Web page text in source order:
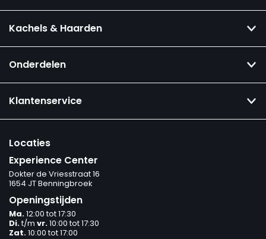
Kachels & Haarden
Onderdelen
Klantenservice
Locaties
Experience Center
Dokter de Vriesstraat 16
1654 JT Benningbroek
Openingstijden
Ma.12:00 tot 17:30
Di.t/m vr.10:00 tot 17:30
Zat.10:00 tot 17:00